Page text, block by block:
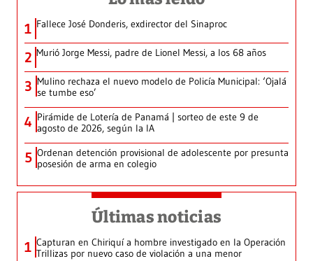
1 Fallece José Donderis, exdirector del Sinaproc
2 Murió Jorge Messi, padre de Lionel Messi, a los 68 años
3 Mulino rechaza el nuevo modelo de Policía Municipal: ‘Ojalá
se tumbe eso’
4 Pirámide de Lotería de Panamá | sorteo de este 9 de
agosto de 2026, según la IA
5 Ordenan detención provisional de adolescente por presunta
posesión de arma en colegio
Últimas noticias
1 Capturan en Chiriquí a hombre investigado en la Operación
Trillizas por nuevo caso de violación a una menor